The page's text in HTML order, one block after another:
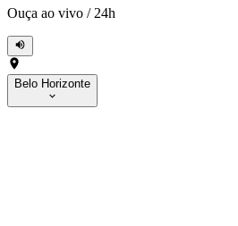
Ouça ao vivo / 24h
Belo Horizonte